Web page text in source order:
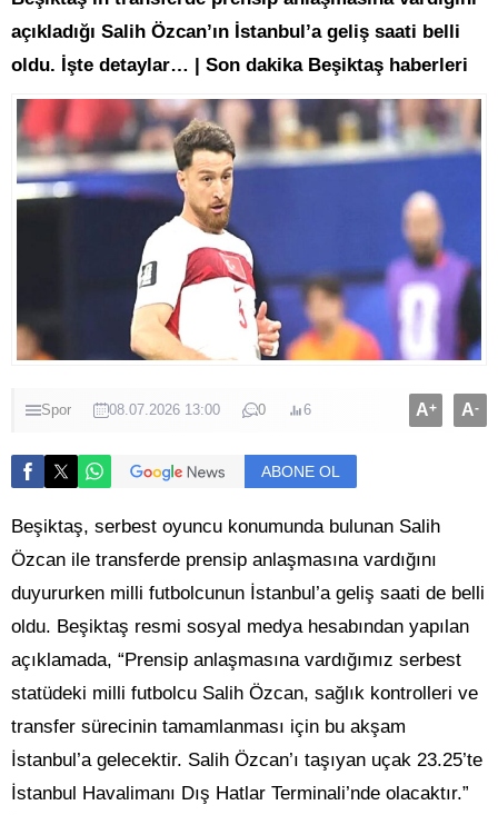
açıkladığı Salih Özcan’ın İstanbul’a geliş saati belli
oldu. İşte detaylar… | Son dakika Beşiktaş haberleri
Spor 08.07.2026 13:00 0 6 A+ A-
ABONE OL
Beşiktaş, serbest oyuncu konumunda bulunan Salih
Özcan ile transferde prensip anlaşmasına vardığını
duyururken milli futbolcunun İstanbul’a geliş saati de belli
oldu. Beşiktaş resmi sosyal medya hesabından yapılan
açıklamada, “Prensip anlaşmasına vardığımız serbest
statüdeki milli futbolcu Salih Özcan, sağlık kontrolleri ve
transfer sürecinin tamamlanması için bu akşam
İstanbul’a gelecektir. Salih Özcan’ı taşıyan uçak 23.25’te
İstanbul Havalimanı Dış Hatlar Terminali’nde olacaktır.”